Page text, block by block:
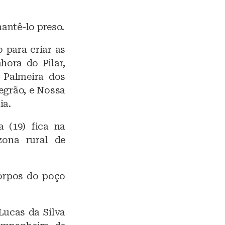
lo preso.
para criar as
do Pilar,
dos
e Nossa
(19) fica na
rural de
do poço
da Silva